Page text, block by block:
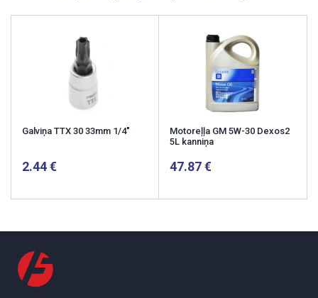
Galviņa TTX 30 33mm 1/4"
2.44
Motoreļļa GM 5W-30 Dexos2
5L kanniņa
47.87